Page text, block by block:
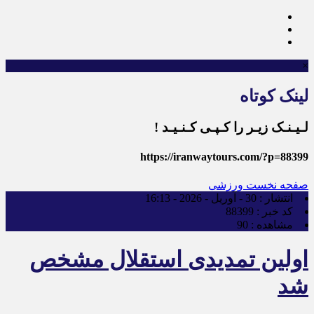
×
لینک کوتاه
لـیـنـک زیـر را کـپـی کـنـیـد !
https://iranwaytours.com/?p=88399
صفحه نخست ورزشی
انتشار : 30 - آوریل - 2026 - 16:13
کد خبر : 88399
مشاهده : 90
اولین تمدیدی استقلال مشخص
شد